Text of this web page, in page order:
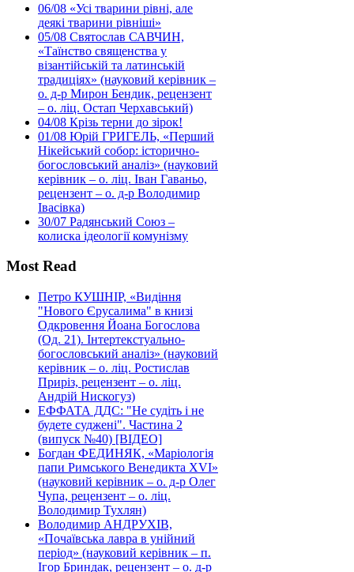
06/08 «Усі тварини рівні, але
деякі тварини рівніші»
05/08 Святослав САВЧИН,
«Таїнство священства у
візантійській та латинській
традиціях» (науковий керівник –
о. д-р Мирон Бендик, рецензент
– о. ліц. Остап Черхавський)
04/08 Крізь терни до зірок!
01/08 Юрій ГРИГЕЛЬ, «Перший
Нікейський собор: історично-
богословський аналіз» (науковий
керівник – о. ліц. Іван Гаваньо,
рецензент – о. д-р Володимир
Івасівка)
30/07 Радянський Союз –
колиска ідеології комунізму
Most Read
Петро КУШНІР, «Видіння
"Нового Єрусалима" в книзі
Одкровення Йоана Богослова
(Од. 21). Інтертекстуально-
богословський аналіз» (науковий
керівник – о. ліц. Ростислав
Приріз, рецензент – о. ліц.
Андрій Нискогуз)
ЕФФАТА ДДС: "Не судіть і не
будете суджені". Частина 2
(випуск №40) [ВІДЕО]
Богдан ФЕДИНЯК, «Маріологія
папи Римського Венедикта XVI»
(науковий керівник – о. д-р Олег
Чупа, рецензент – о. ліц.
Володимир Тухлян)
Володимир АНДРУХІВ,
«Почаївська лавра в унійний
період» (науковий керівник – п.
Ігор Бриндак, рецензент – о. д-р